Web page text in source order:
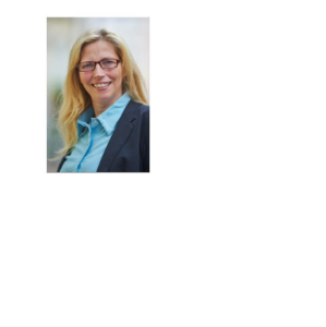
für Sie da!
Ihr Team der